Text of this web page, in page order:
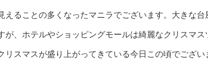
ることの多くなったマニラでございます。大きな台
、ホテルやショッピングモールは綺麗なクリスマス
スマスが盛り上がってきている今日この頃でござい